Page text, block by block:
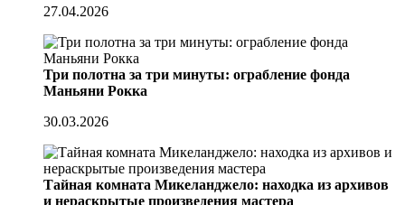
27.04.2026
Три полотна за три минуты: ограбление фонда
Маньяни Рокка
30.03.2026
Тайная комната Микеланджело: находка из архивов
и нераскрытые произведения мастера